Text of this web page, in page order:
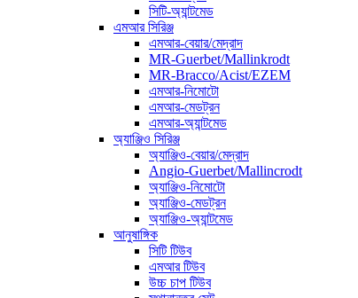
সিটি-অ্যান্টমেড
এমআর সিরিঞ্জ
এমআর-বেয়ার/মেদ্রাদ
MR-Guerbet/Mallinkrodt
MR-Bracco/Acist/EZEM
এমআর-নিমোটো
এমআর-মেডট্রন
এমআর-অ্যান্টমেড
অ্যাঞ্জিও সিরিঞ্জ
অ্যাঞ্জিও-বেয়ার/মেদ্রাদ
Angio-Guerbet/Mallincrodt
অ্যাঞ্জিও-নিমোটো
অ্যাঞ্জিও-মেডট্রন
অ্যাঞ্জিও-অ্যান্টমেড
আনুষাঙ্গিক
সিটি টিউব
এমআর টিউব
উচ্চ চাপ টিউব